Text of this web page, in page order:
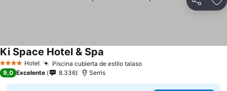
Compartir
4 EstrellasHotel Piscina cubierta de estilo talaso
Ki Space Hotel & Spa
9,0 Excelente 8.336 Serris